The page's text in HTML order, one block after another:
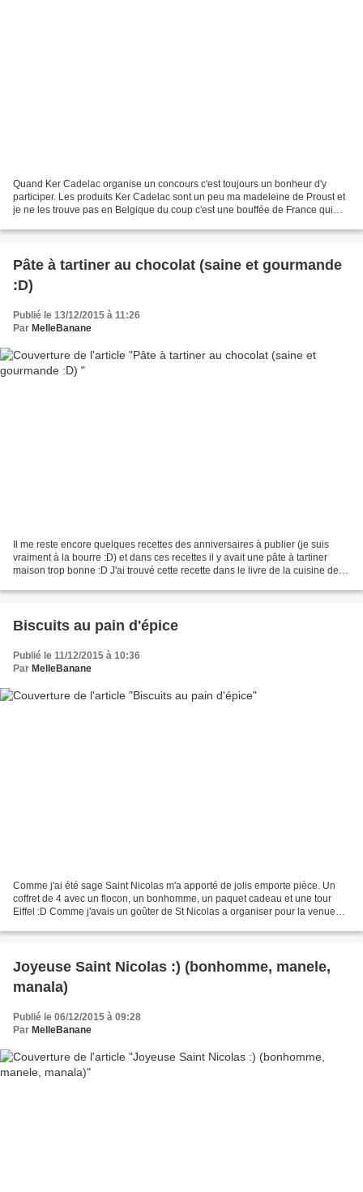
Quand Ker Cadelac organise un concours c'est toujours un bonheur d'y
participer. Les produits Ker Cadelac sont un peu ma madeleine de Proust et
je ne les trouve pas en Belgique du coup c'est une bouffée de France qui
Pâte à tartiner au chocolat (saine et gourmande
:D)
Publié le 13/12/2015 à 11:26
Par MelleBanane
Il me reste encore quelques recettes des anniversaires à publier (je suis
vraiment à la bourre :D) et dans ces recettes il y avait une pâte à tartiner
maison trop bonne :D J'ai trouvé cette recette dans le livre de la cuisine de la
Biscuits au pain d'épice
Publié le 11/12/2015 à 10:36
Par MelleBanane
Comme j'ai été sage Saint Nicolas m'a apporté de jolis emporte pièce. Un
coffret de 4 avec un flocon, un bonhomme, un paquet cadeau et une tour
Eiffel :D Comme j'avais un goûter de St Nicolas a organiser pour la venue
Joyeuse Saint Nicolas :) (bonhomme, manele,
manala)
Publié le 06/12/2015 à 09:28
Par MelleBanane